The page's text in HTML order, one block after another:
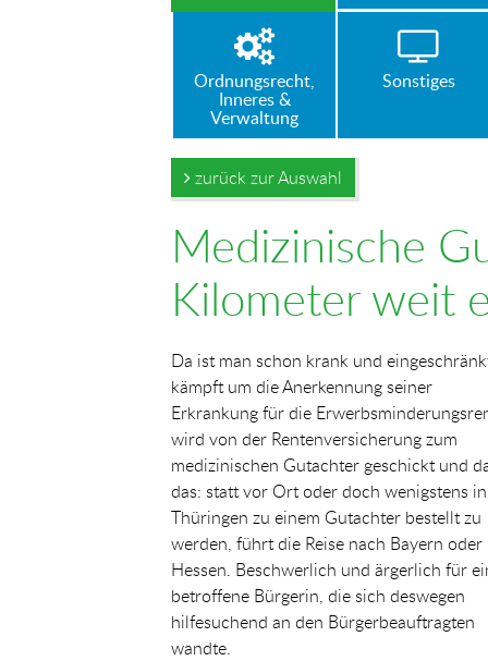
Ordnungsrecht,
Inneres &
Verwaltung
Sonstiges
zurück zur Auswahl
Medizinische
Kilometer weit
Da ist man schon krank und
kämpft um die Anerkennung seiner
Erkrankung für die
wird von der Rentenversicherung zum
medizinischen Gutachter geschickt und
das: statt vor Ort oder doch wenigstens in
Thüringen zu einem Gutachter bestellt zu
werden, führt die Reise nach Bayern oder
Hessen. Beschwerlich und ärgerlich für
betroffene Bürgerin, die sich deswegen
hilfesuchend an den Bürgerbeauftragten
wandte.